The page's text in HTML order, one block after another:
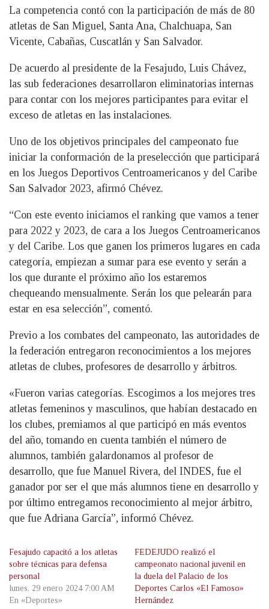
La competencia contó con la participación de más de 80
atletas de San Miguel, Santa Ana, Chalchuapa, San
Vicente, Cabañas, Cuscatlán y San Salvador.
De acuerdo al presidente de la Fesajudo, Luis Chávez,
las sub federaciones desarrollaron eliminatorias internas
para contar con los mejores participantes para evitar el
exceso de atletas en las instalaciones.
Uno de los objetivos principales del campeonato fue
iniciar la conformación de la preselección que participará
en los Juegos Deportivos Centroamericanos y del Caribe
San Salvador 2023, afirmó Chévez.
“Con este evento iniciamos el ranking que vamos a tener
para 2022 y 2023, de cara a los Juegos Centroamericanos
y del Caribe. Los que ganen los primeros lugares en cada
categoría, empiezan a sumar para ese evento y serán a
los que durante el próximo año los estaremos
chequeando mensualmente. Serán los que pelearán para
estar en esa selección”, comentó.
Previo a los combates del campeonato, las autoridades de
la federación entregaron reconocimientos a los mejores
atletas de clubes, profesores de desarrollo y árbitros.
«Fueron varias categorías. Escogimos a los mejores tres
atletas femeninos y masculinos, que habían destacado en
los clubes, premiamos al que participó en más eventos
del año, tomando en cuenta también el número de
alumnos, también galardonamos al profesor de
desarrollo, que fue Manuel Rivera, del INDES, fue el
ganador por ser el que más alumnos tiene en desarrollo y
por último entregamos reconocimiento al mejor árbitro,
que fue Adriana García”, informó Chévez.
Fesajudo capacitó a los atletas
sobre técnicas para defensa
personal
lunes, 29 enero 2024 7:00 AM
En «Deportes»
FEDEJUDO realizó el
campeonato nacional juvenil en
la duela del Palacio de los
Deportes Carlos «El Famoso»
Hernández